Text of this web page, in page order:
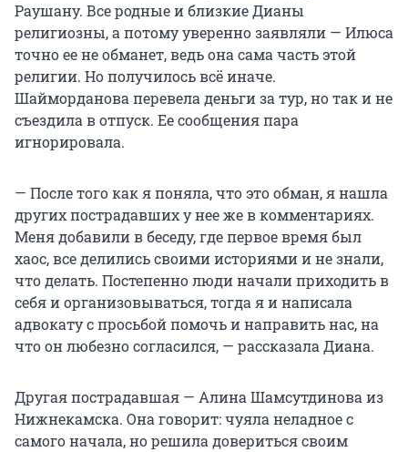
Раушану. Все родные и близкие Дианы
религиозны, а потому уверенно заявляли — Илюса
точно ее не обманет, ведь она сама часть этой
религии. Но получилось всё иначе.
Шайморданова перевела деньги за тур, но так и не
съездила в отпуск. Ее сообщения пара
игнорировала.
— После того как я поняла, что это обман, я нашла
других пострадавших у нее же в комментариях.
Меня добавили в беседу, где первое время был
хаос, все делились своими историями и не знали,
что делать. Постепенно люди начали приходить в
себя и организовываться, тогда я и написала
адвокату с просьбой помочь и направить нас, на
что он любезно согласился, — рассказала Диана.
Другая пострадавшая — Алина Шамсутдинова из
Нижнекамска. Она говорит: чуяла неладное с
самого начала, но решила довериться своим